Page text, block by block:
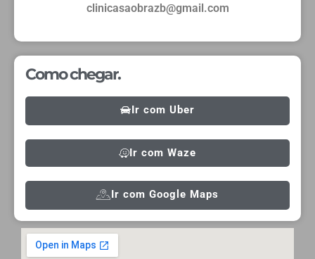
clinicasaobrazb@gmail.com
Como chegar.
Ir com Uber
Ir com Waze
Ir com Google Maps